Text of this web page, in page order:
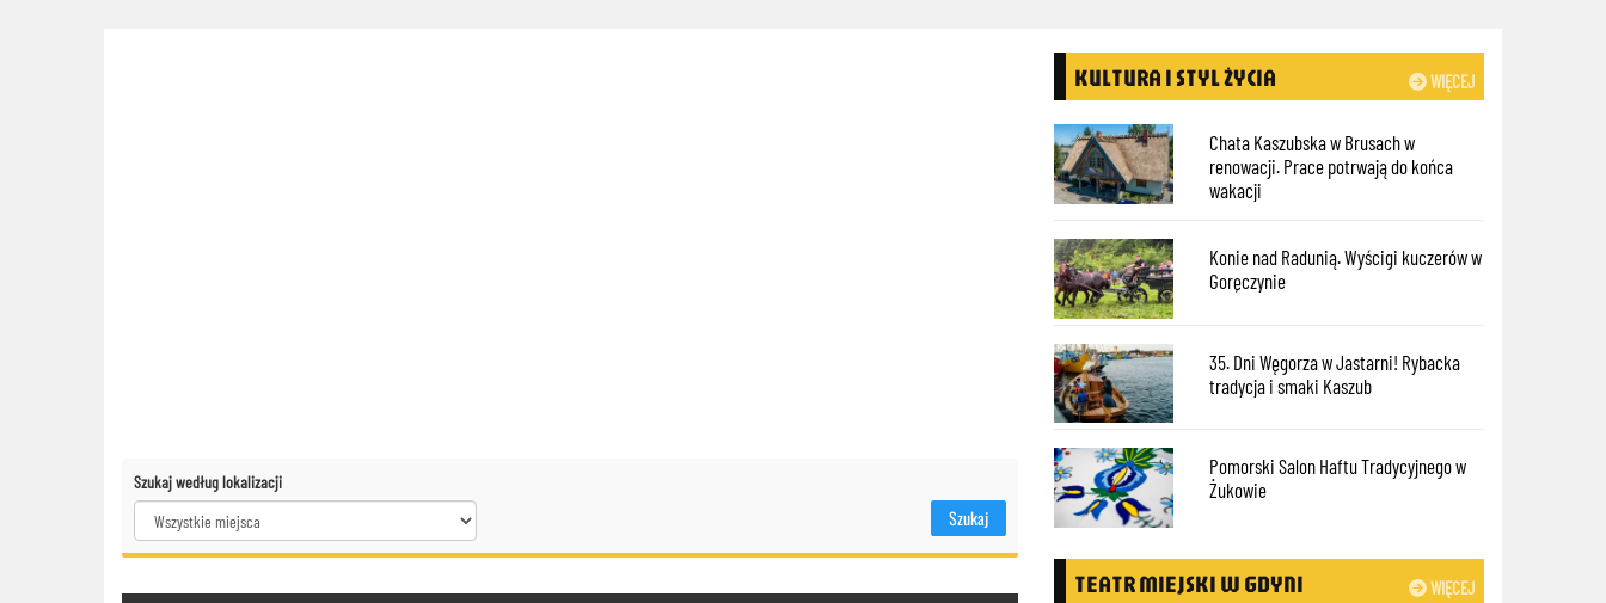
Szukaj według lokalizacji
WIĘCEJ
KULTURA I STYL ŻYCIA
Chata Kaszubska w Brusach w
renowacji. Prace potrwają do końca
wakacji
Konie nad Radunią. Wyścigi kuczerów w
Goręczynie
35. Dni Węgorza w Jastarni! Rybacka
tradycja i smaki Kaszub
Pomorski Salon Haftu Tradycyjnego w
Żukowie
WIĘCEJ
TEATR MIEJSKI W GDYNI